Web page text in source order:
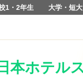
1・2年生 大学・短
本ホテル